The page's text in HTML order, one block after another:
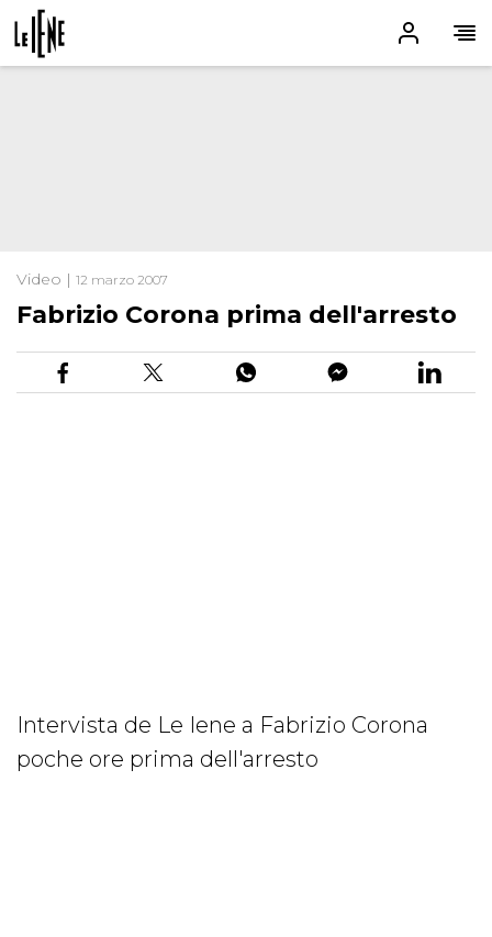
Video | 12 marzo 2007
Fabrizio Corona prima dell'arresto
Intervista de Le Iene a Fabrizio Corona
poche ore prima dell'arresto